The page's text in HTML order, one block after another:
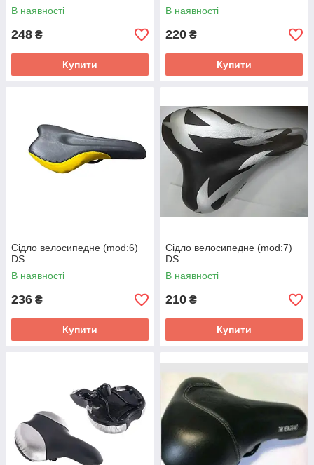
В наявності
248 ₴
Купити
В наявності
220 ₴
Купити
Сідло велосипедне (mod:6)
DS
В наявності
236 ₴
Купити
Сідло велосипедне (mod:7)
DS
В наявності
210 ₴
Купити